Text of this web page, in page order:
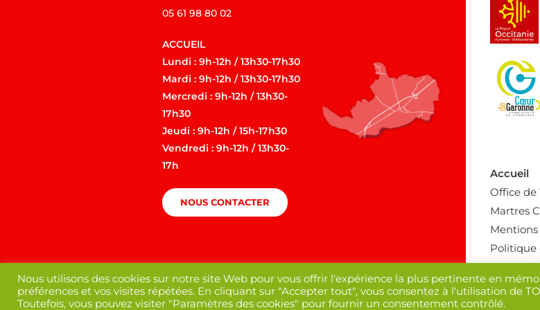
05 61 98 80 02
ACCUEIL
Lundi : 9h-12h / 13h30-17h30
Mardi : 9h-12h / 13h30-17h30
Mercredi : 9h-12h / 13h30-
17h30
Jeudi : 9h-12h / 15h-17h30
Vendredi : 9h-12h / 13h30-
17h
NOUS CONTACTER
Accueil
Office de
Martres
Politique
Mairie
Nous utilisons des cookies sur notre site Web pour vous offrir l'expérience la plus pertinente en
préférences et vos visites répétées. En cliquant sur "Accepter tout", vous consentez à l'utilisation de
Toutefois, vous pouvez visiter "Paramètres des cookies" pour fournir un consentement contrôlé.